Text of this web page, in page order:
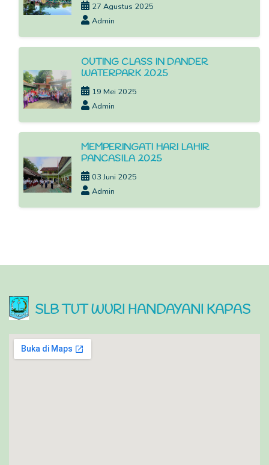
27 Agustus 2025
Admin
OUTING CLASS IN DANDER
WATERPARK 2025
19 Mei 2025
Admin
MEMPERINGATI HARI LAHIR
PANCASILA 2025
03 Juni 2025
Admin
SLB TUT WURI HANDAYANI KAPAS